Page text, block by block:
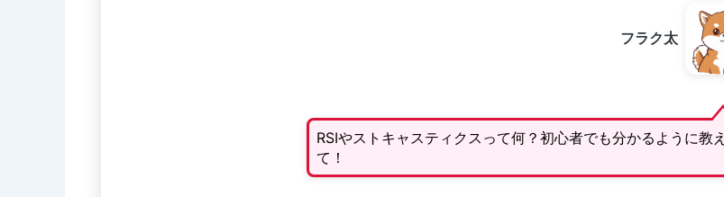
フラク太
RSIやストキャスティクスって何？初心者でも分かるように教え
て！